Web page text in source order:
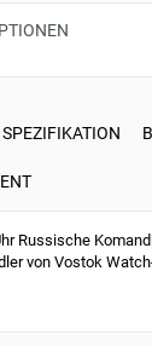
SPEZIFIKATION
Russische
von Vostok